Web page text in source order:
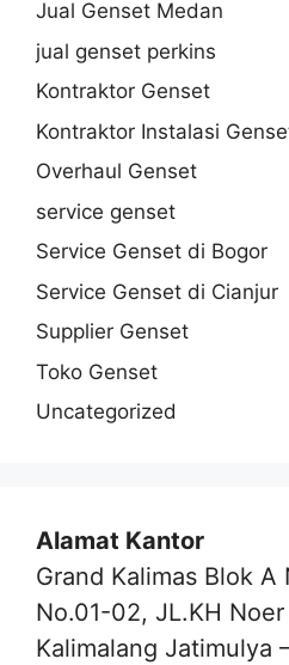
Jual Genset Medan
jual genset perkins
Kontraktor Genset
Kontraktor Instalasi
Overhaul Genset
service genset
Service Genset di Bogor
Service Genset di Cianjur
Supplier Genset
Toko Genset
Uncategorized
Alamat Kantor
Grand Kalimas Blok A
No.01-02, JL.KH
Kalimalang Jatimulya